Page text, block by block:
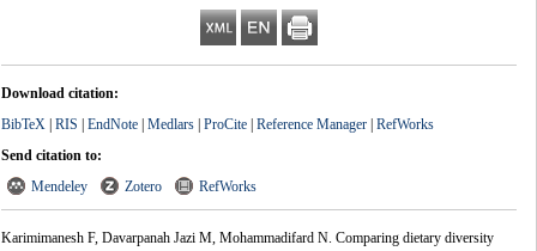
Download citation:
BibTeX|RIS|EndNote|Medlars|ProCite|Reference Manager|RefWorks
Send citation to:
Mendeley
Zotero RefWorks
Karimimanesh F, Davarpanah Jazi M, Mohammadifard N. Comparing dietary diversity